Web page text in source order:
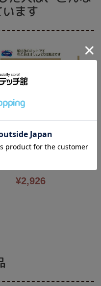
ます
ムパス社】7518・11月
初心者向簡単・olympus
¥2,926
ト・